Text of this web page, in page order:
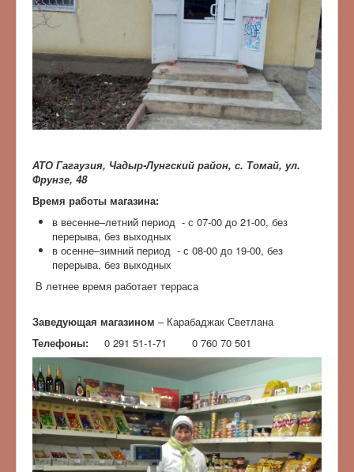
АТО Гагаузия, Чадыр-Лунгский район, с. Томай, ул.
Фрунзе, 48
Время работы магазина:
в весенне–летний период - с 07-00 до 21-00, без
перерыва, без выходных
в осенне–зимний период - с 08-00 до 19-00, без
перерыва, без выходных
В летнее время работает терраса
Заведующая магазином – Карабаджак Светлана
Телефоны:
0 291 51-1-71 0 760 70 501